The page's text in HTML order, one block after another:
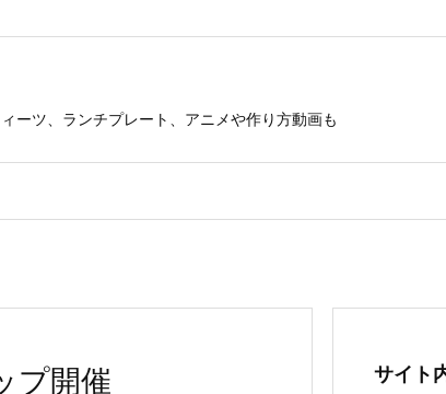
ーツ、ランチプレート、アニメや作り方動画も
プ開催 サイト